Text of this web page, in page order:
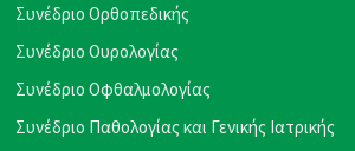
Συνέδριο Ορθοπεδικής
Συνέδριο Ουρολογίας
Συνέδριο Οφθαλμολογίας
Συνέδριο Παθολογίας και Γενικής Ιατρικής